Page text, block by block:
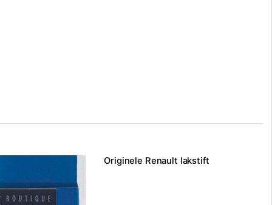
Originele Renault lakstift